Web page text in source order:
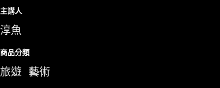
主講人
淳魚
商品分類
旅遊 藝術